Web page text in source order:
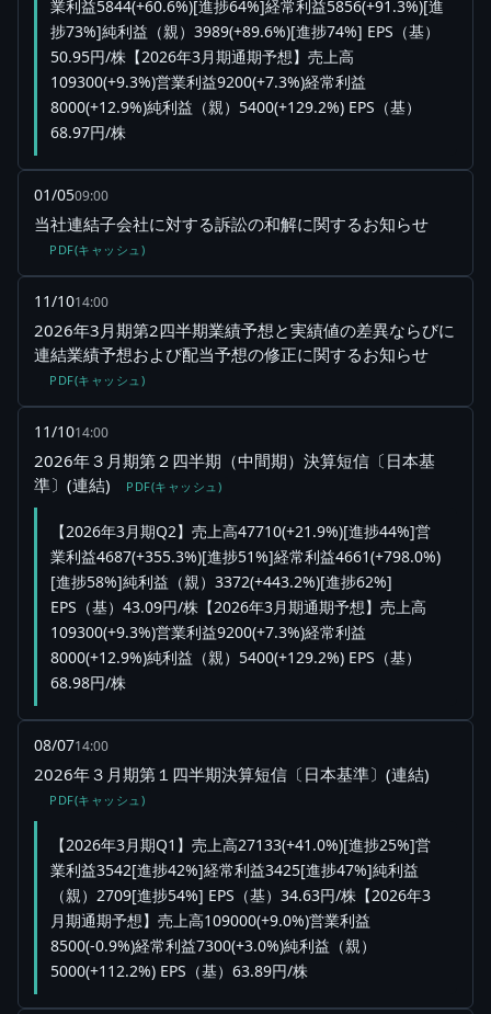
業利益5844(+60.6%)[進捗64%]経常利益5856(+91.3%)[進
捗73%]純利益（親）3989(+89.6%)[進捗74%] EPS（基）
50.95円/株【2026年3月期通期予想】売上高
109300(+9.3%)営業利益9200(+7.3%)経常利益
8000(+12.9%)純利益（親）5400(+129.2%) EPS（基）
68.97円/株
01/0509:00
当社連結子会社に対する訴訟の和解に関するお知らせ
PDF(キャッシュ)
11/1014:00
2026年3月期第2四半期業績予想と実績値の差異ならびに
連結業績予想および配当予想の修正に関するお知らせ
PDF(キャッシュ)
11/1014:00
2026年３月期第２四半期（中間期）決算短信〔日本基
準〕(連結)
PDF(キャッシュ)
【2026年3月期Q2】売上高47710(+21.9%)[進捗44%]営
業利益4687(+355.3%)[進捗51%]経常利益4661(+798.0%)
[進捗58%]純利益（親）3372(+443.2%)[進捗62%]
EPS（基）43.09円/株【2026年3月期通期予想】売上高
109300(+9.3%)営業利益9200(+7.3%)経常利益
8000(+12.9%)純利益（親）5400(+129.2%) EPS（基）
68.98円/株
08/0714:00
2026年３月期第１四半期決算短信〔日本基準〕(連結)
PDF(キャッシュ)
【2026年3月期Q1】売上高27133(+41.0%)[進捗25%]営
業利益3542[進捗42%]経常利益3425[進捗47%]純利益
（親）2709[進捗54%] EPS（基）34.63円/株【2026年3
月期通期予想】売上高109000(+9.0%)営業利益
8500(-0.9%)経常利益7300(+3.0%)純利益（親）
5000(+112.2%) EPS（基）63.89円/株